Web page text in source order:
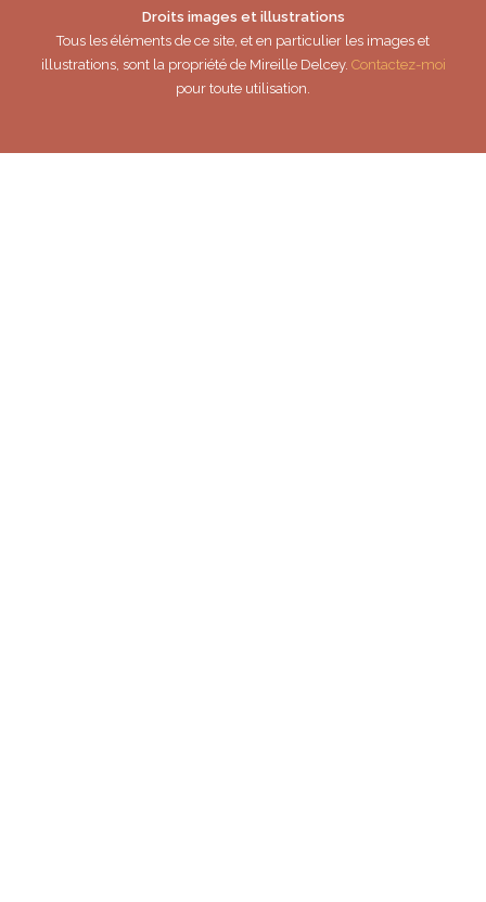
Droits images et illustrations
Tous les éléments de ce site, et en particulier les images et
illustrations, sont la propriété de Mireille Delcey. Contactez-moi
pour toute utilisation.